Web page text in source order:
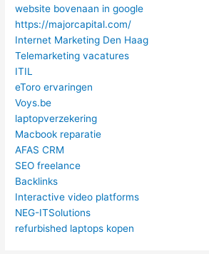
website bovenaan in google
https://majorcapital.com/
Internet Marketing Den Haag
Telemarketing vacatures
ITIL
eToro ervaringen
Voys.be
laptopverzekering
Macbook reparatie
AFAS CRM
SEO freelance
Backlinks
Interactive video platforms
NEG-ITSolutions
refurbished laptops kopen